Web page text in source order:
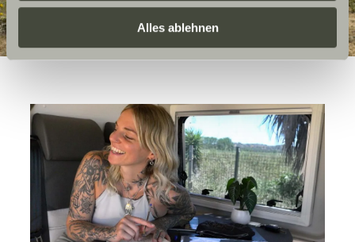
erteilen Sie uns Ihre Einwilligung zur Verarbeitung Ihrer
Daten zu den genannten Zwecken. Die Einwilligung ist
freiwillig, für den Besuch der Website nicht erforderlich
notwendigen Cookies auf der Webseite gesetzt, die für
den störungsfreien Betrieb der Webseite und die
Ermöglichung der Seitennavigation erforderlich sind.
Alles ablehnen